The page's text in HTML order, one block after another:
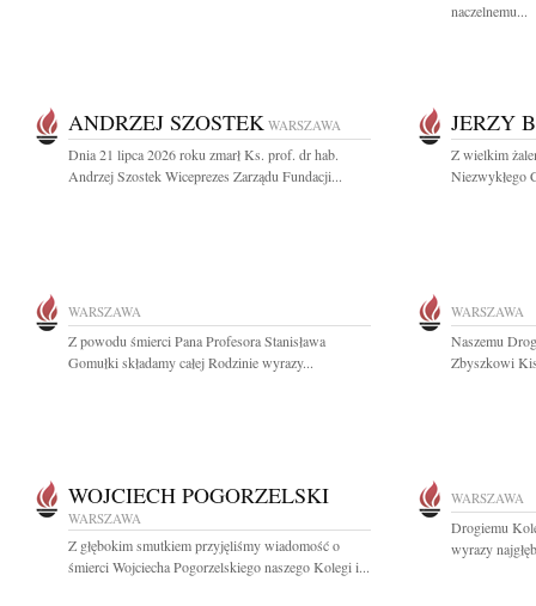
naczelnemu...
ANDRZEJ SZOSTEK WARSZAWA
Dnia 21 lipca 2026 roku zmarł Ks. prof. dr hab.
Andrzej Szostek Wiceprezes Zarządu Fundacji...
JERZY
Z wielkim
Niezwykłego
WARSZAWA
Z powodu śmierci Pana Profesora Stanisława
Gomułki składamy całej Rodzinie wyrazy...
WARSZAWA
Naszemu
Zbyszkowi
WOJCIECH POGORZELSKI
WARSZAWA
Z głębokim smutkiem przyjęliśmy wiadomość o
śmierci Wojciecha Pogorzelskiego naszego Kolegi i...
WARSZAWA
Drogiemu
wyrazy